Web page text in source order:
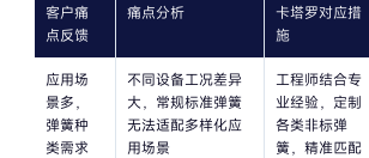
智能设备弹簧
江苏包装机械弹
自动化物流设
客户痛
点反馈
痛点分析
卡塔罗对应措
施
应用场
景多，
弹簧种
类需求
不同设备工况差异
大，常规标准弹簧
无法适配多样化应
用场景
工程师结合专
业经验，定制
各类非标弹
簧，精准匹配